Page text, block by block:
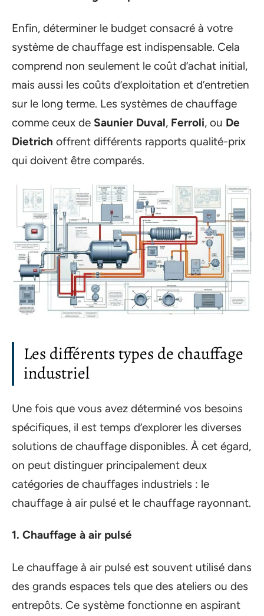
Enfin, déterminer le budget consacré à votre
système de chauffage est indispensable. Cela
comprend non seulement le coût d’achat initial,
mais aussi les coûts d’exploitation et d’entretien
sur le long terme. Les systèmes de chauffage
comme ceux de Saunier Duval, Ferroli, ou De
Dietrich offrent différents rapports qualité-prix
qui doivent être comparés.
Les différents types de chauffage
industriel
Une fois que vous avez déterminé vos besoins
spécifiques, il est temps d’explorer les diverses
solutions de chauffage disponibles. À cet égard,
on peut distinguer principalement deux
catégories de chauffages industriels : le
chauffage à air pulsé et le chauffage rayonnant.
1. Chauffage à air pulsé
Le chauffage à air pulsé est souvent utilisé dans
des grands espaces tels que des ateliers ou des
entrepôts. Ce système fonctionne en aspirant